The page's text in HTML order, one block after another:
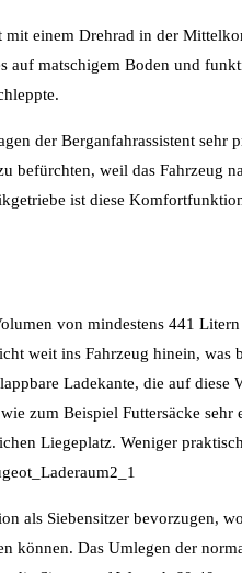
einem Drehrad in der
auf matschigem Boden und
der Berganfahrassistent sehr
befürchten, weil das Fahrzeug
ist diese
von mindestens 441
weit ins Fahrzeug hinein, was
Ladekante, die auf
zum Beispiel Futtersäcke
Liegeplatz. Weniger
als Siebensitzer bevorzugen,
können. Das Umlegen der